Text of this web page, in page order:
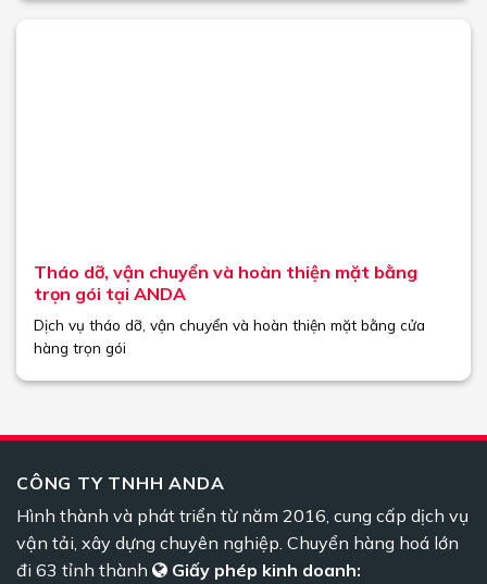
Tháo dỡ, vận chuyển và hoàn thiện mặt bằng
trọn gói tại ANDA
Dịch vụ tháo dỡ, vận chuyển và hoàn thiện mặt bằng cửa
hàng trọn gói
CÔNG TY TNHH ANDA
Hình thành và phát triển từ năm 2016, cung cấp dịch vụ
vận tải, xây dựng chuyên nghiệp. Chuyển hàng hoá lớn
đi 63 tỉnh thành
Giấy phép kinh doanh: